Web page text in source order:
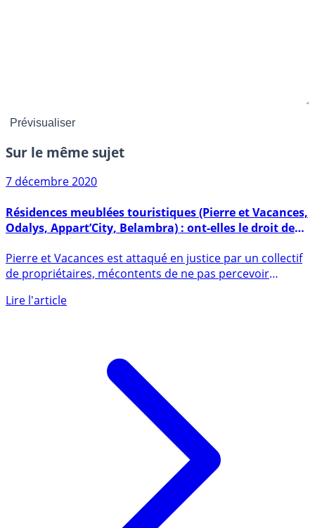
Sur le même sujet
7 décembre 2020
Résidences meublées touristiques (Pierre et Vacances,
Odalys, Appart’City, Belambra) : ont-elles le droit de
suspendre le paiement des loyers ?
de propriétaires, mécontents de ne pas percevoir